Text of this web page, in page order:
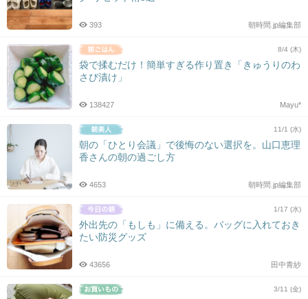
朝時間.jp編集部
393
8/4 (木)
袋で揉むだけ！簡単すぎる作り置き「きゅうりのわ
さび漬け」
Mayu*
138427
11/1 (水)
朝の「ひとり会議」で後悔のない選択を。山口恵理
香さんの朝の過ごし方
朝時間.jp編集部
4653
1/17 (水)
外出先の「もしも」に備える。バッグに入れておき
たい防災グッズ
田中青紗
43656
3/11 (金)